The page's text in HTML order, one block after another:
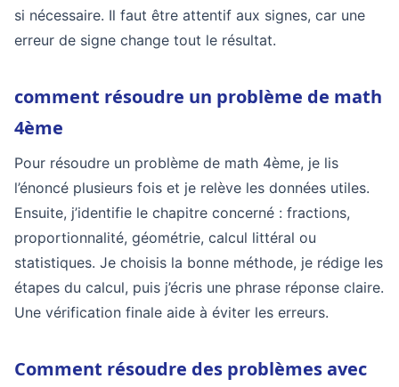
si nécessaire. Il faut être attentif aux signes, car une
erreur de signe change tout le résultat.
comment résoudre un problème de math
4ème
Pour résoudre un problème de math 4ème, je lis
l’énoncé plusieurs fois et je relève les données utiles.
Ensuite, j’identifie le chapitre concerné : fractions,
proportionnalité, géométrie, calcul littéral ou
statistiques. Je choisis la bonne méthode, je rédige les
étapes du calcul, puis j’écris une phrase réponse claire.
Une vérification finale aide à éviter les erreurs.
Comment résoudre des problèmes avec